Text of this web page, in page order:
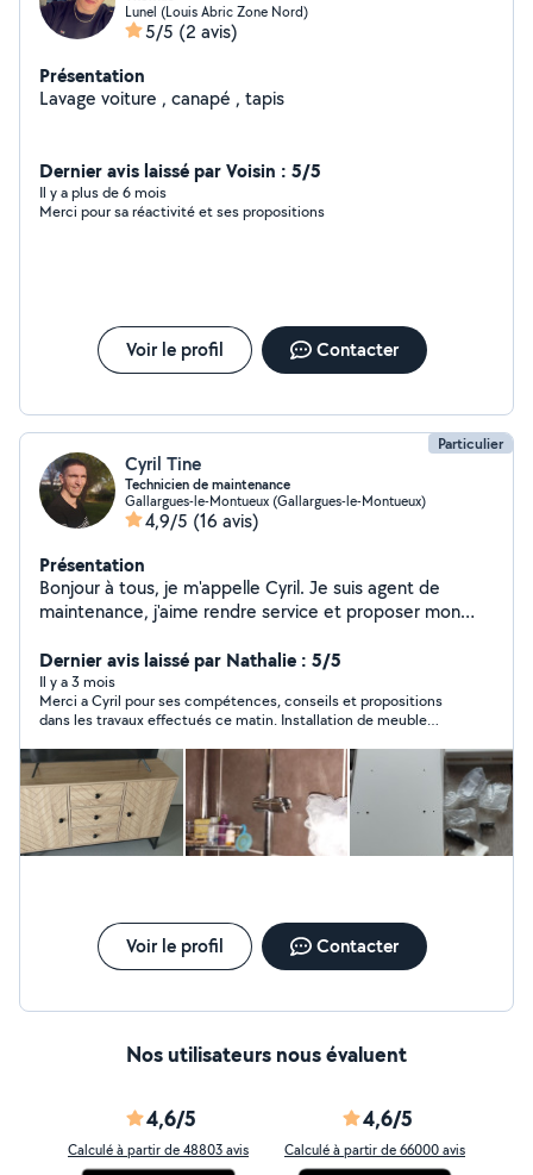
Lunel (Louis Abric Zone Nord)
5/5 (2 avis)
Présentation
Lavage voiture , canapé , tapis
Dernier avis laissé par Voisin : 5/5
Il y a plus de 6 mois
Merci pour sa réactivité et ses propositions
Voir le profil Contacter
Particulier
Cyril Tine
Technicien de maintenance
Gallargues-le-Montueux (Gallargues-le-Montueux)
4,9/5 (16 avis)
Présentation
Bonjour à tous, je m'appelle Cyril. Je suis agent de
maintenance, j'aime rendre service et proposer mon
soulagement pour vous. Je propose de petits travaux,
de montage de meubles, de la plomberie, électricité,
aménagement intérieur et menuiserie A bientôt.
Dernier avis laissé par Nathalie : 5/5
Il y a 3 mois
Merci a Cyril pour ses compétences, conseils et propositions
dans les travaux effectués ce matin. Installation de meuble
vivement. D autre petit travaux sont déjà prévus. Merci
Voir le profil Contacter
Nos utilisateurs nous évaluent
4,6/5
Calculé à partir de 48803 avis
4,6/5
Calculé à partir de 66000 avis